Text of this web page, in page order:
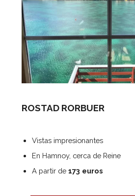
ROSTAD RORBUER
Vistas impresionantes
En Hamnoy, cerca de Reine
A partir de 173 euros